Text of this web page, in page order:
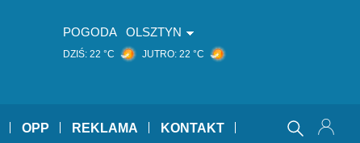
POGODA OLSZTYN
DZIŚ: 22 °C JUTRO: 22 °C
OPP REKLAMA KONTAKT